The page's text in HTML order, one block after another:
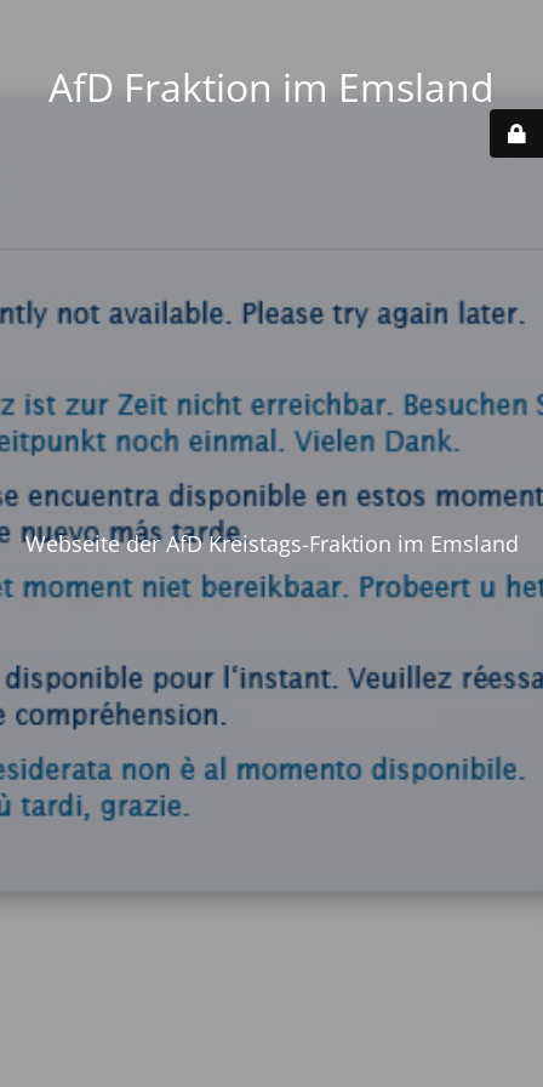
AfD Fraktion im Emsland
Webseite der AfD Kreistags-Fraktion im Emsland